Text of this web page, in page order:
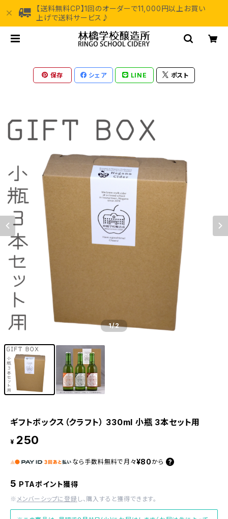
【送料無料CP】1回のオーダーで11,000円以上お買い
上げで送料サービス♪
保存 シェア LINE ポスト
1/2
ギフトボックス（クラフト） 330ml 小瓶 3本セット用
¥ 250
なら 手数料無料で 月々¥80 から
5 PTAポイント獲得
※ メンバーシップに登録 し、購入すると獲得できます。